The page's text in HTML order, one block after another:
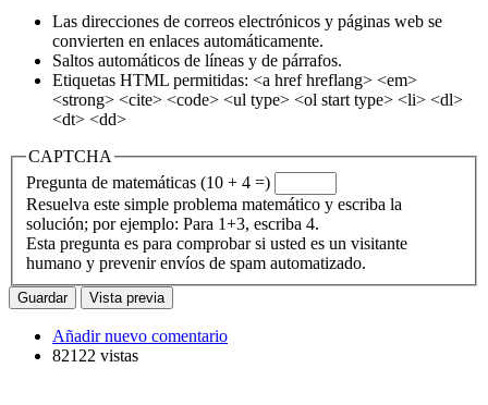
Las direcciones de correos electrónicos y páginas web se
convierten en enlaces automáticamente.
Saltos automáticos de líneas y de párrafos.
Etiquetas HTML permitidas: <a href hreflang> <em>
<strong> <cite> <code> <ul type> <ol start type> <li> <dl>
<dt> <dd>
CAPTCHA
Pregunta de matemáticas (10 + 4 =)
Resuelva este simple problema matemático y escriba la
solución; por ejemplo: Para 1+3, escriba 4.
Esta pregunta es para comprobar si usted es un visitante
humano y prevenir envíos de spam automatizado.
Añadir nuevo comentario
82122 vistas